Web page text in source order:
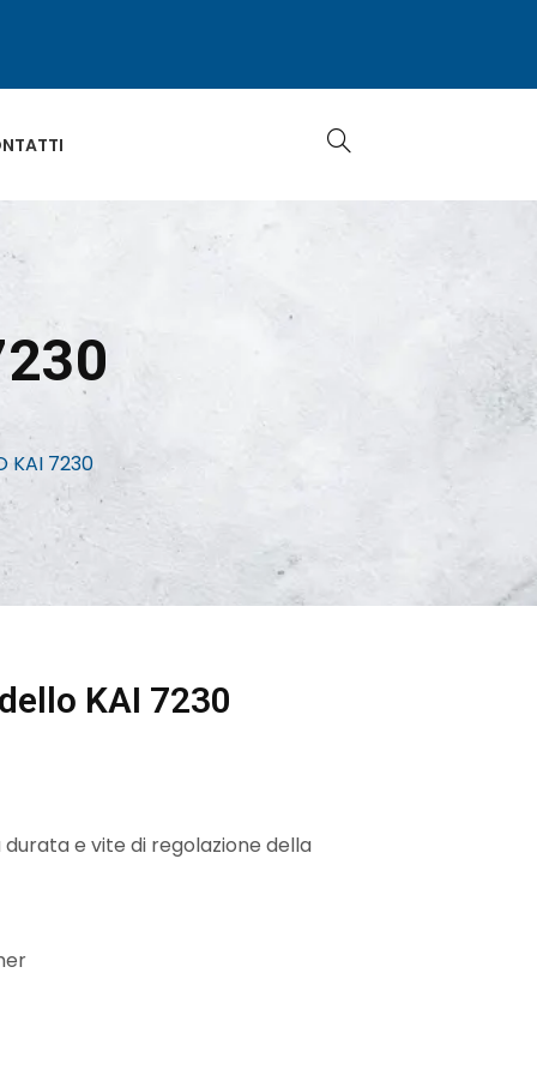
KAI 7230
KAI 7230
e vite di regolazione della